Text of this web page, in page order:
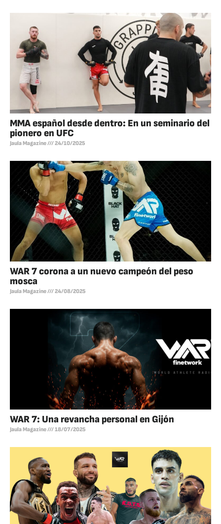
MMA español desde dentro: En un seminario del
pionero en UFC
Jaula Magazine 24/10/2025
WAR 7 corona a un nuevo campeón del peso
mosca
Jaula Magazine 24/08/2025
WAR 7: Una revancha personal en Gijón
Jaula Magazine 18/07/2025